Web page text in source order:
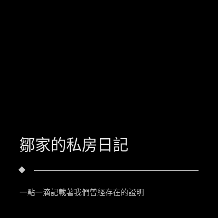
鄒家的私房日記
一點一滴記載著我們曾經存在的證明